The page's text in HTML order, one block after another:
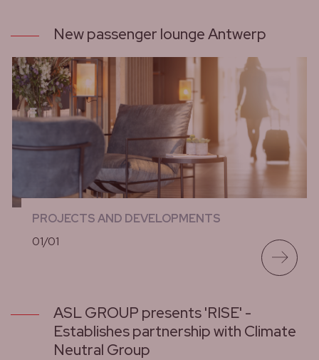
New passenger lounge Antwerp
PROJECTS AND DEVELOPMENTS
01/01
ASL GROUP presents 'RISE' -
Establishes partnership with Climate
Neutral Group